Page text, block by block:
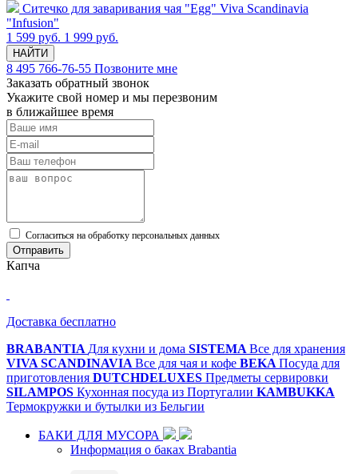
Cитечко для заваривания чая "Egg" Viva Scandinavia
"Infusion"
1 599 руб. 1 999 руб.
НАЙТИ
8 495 766-76-55 Позвоните мне
Заказать обратный звонок
Укажите свой номер и мы перезвоним
в ближайшее время
Cогласиться на обработку персональных данных
Отправить
Капча
Доставка бесплатно
BRABANTIA Для кухни и дома SISTEMA Все для хранения
VIVA SCANDINAVIA Все для чая и кофе BEKA Посуда для
приготовления DUTCHDELUXES Предметы сервировки
SILAMPOS Кухонная посуда из Португалии KAMBUKKA
Термокружки и бутылки из Бельгии
БАКИ ДЛЯ МУСОРА
Информация о баках Brabantia